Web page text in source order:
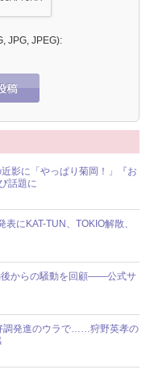
JPG, JPEG):
影に「やっぱり菊岡！」『お
話題に
にKAT-TUN、TOKIO解散、
後からの騒動を回顧――公式サ
調発進のウラで……狩野英孝の